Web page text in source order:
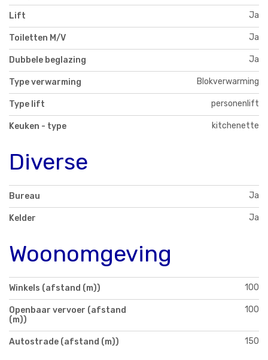
Lift Ja
Toiletten M/V Ja
Dubbele beglazing Ja
Type verwarming Blokverwarming
Type lift personenlift
Keuken - type kitchenette
Diverse
Bureau Ja
Kelder Ja
Woonomgeving
Winkels (afstand (m)) 100
Openbaar vervoer (afstand
(m))
100
Autostrade (afstand (m)) 150